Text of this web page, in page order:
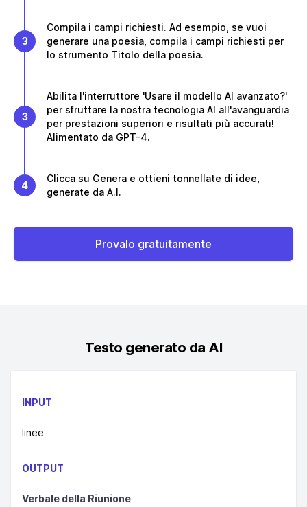
3
Compila i campi richiesti. Ad esempio, se vuoi
generare una poesia, compila i campi richiesti per
lo strumento Titolo della poesia.
3
Abilita l'interruttore 'Usare il modello AI avanzato?'
per sfruttare la nostra tecnologia AI all'avanguardia
per prestazioni superiori e risultati più accurati!
Alimentato da GPT-4.
4
Clicca su Genera e ottieni tonnellate di idee,
generate da A.I.
Provalo gratuitamente
Testo generato da AI
INPUT
linee
OUTPUT
Verbale della Riunione